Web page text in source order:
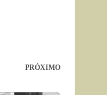
PRÓXIMO